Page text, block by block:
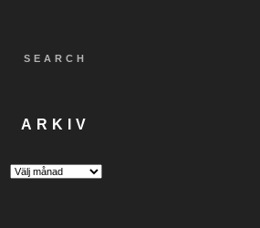
SEARCH
ARKIV
Arkiv